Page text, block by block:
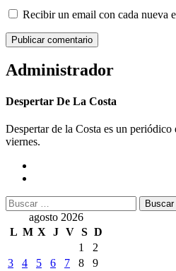
Recibir un email con cada nueva
Administrador
Despertar De La Costa
Despertar de la Costa es un periódico
viernes.
Buscar:
agosto 2026
L M X J V S D
1
2
3
4 5 6 7 8
9